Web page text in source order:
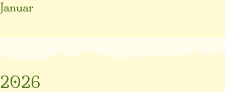
Januar
2026